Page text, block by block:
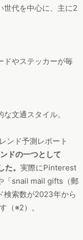
世代を中心に、主に2
やステッカーが毎
文通スタイル。
ンド予測レポート
ドの一つとして
。 実際にPinterest
「snail mail gifts（郵
検索数が2023年から
（※2）。